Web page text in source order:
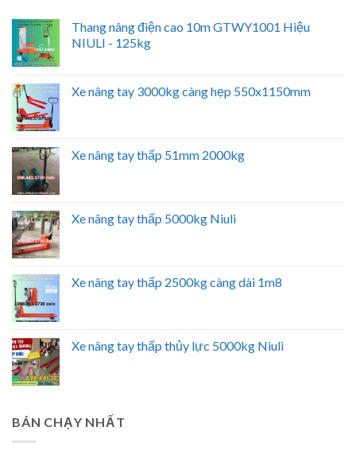
Thang nâng điện cao 10m GTWY1001 Hiệu
NIULI - 125kg
Xe nâng tay 3000kg càng hẹp 550x1150mm
Xe nâng tay thấp 51mm 2000kg
Xe nâng tay thấp 5000kg Niuli
Xe nâng tay thấp 2500kg càng dài 1m8
Xe nâng tay thấp thủy lực 5000kg Niuli
BÁN CHẠY NHẤT